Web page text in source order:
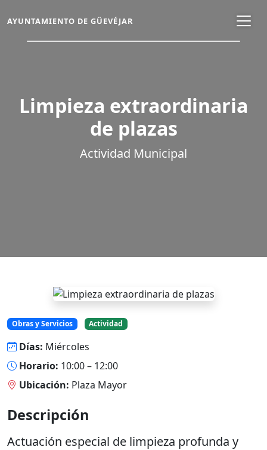
AYUNTAMIENTO DE GÜEVÉJAR
Limpieza extraordinaria
de plazas
Actividad Municipal
Obras y Servicios Actividad
Días: Miércoles
Horario: 10:00 – 12:00
Ubicación: Plaza Mayor
Descripción
Actuación especial de limpieza profunda y